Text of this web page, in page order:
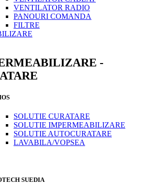
VENTILATOR RADIO
PANOURI COMANDA
FILTRE
-
SOLUTIE CURATARE
SOLUTIE IMPERMEABILIZARE
SOLUTIE AUTOCURATARE
LAVABILA/VOPSEA
SUEDIA